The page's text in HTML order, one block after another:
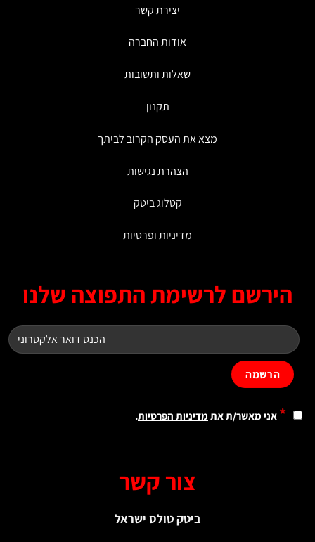
יצירת קשר
אודות החברה
שאלות ותשובות
מצא את העסק הקרוב לביתך
הצהרת נגישות
קטלוג ביטק
מדיניות ופרטיות
לרשימת התפוצה שלנו
אני מאשר/ת אתמדיניות הפרטיות.
צור קשר
ביטק טולס ישראל